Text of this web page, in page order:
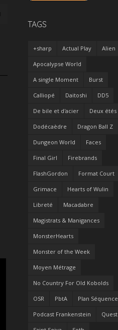
TAGS
+sharp Actual Play Alien
Apocalypse World
A single Moment Burst
Calliopé Daitoshi DD5
De bile et d'acier Deux étés
Dodécaèdre Dragon Ball Z
Dungeon World Faces
Final Girl Firebrands
FlashGordon Format Court
Grimace Hearts of Wulin
Libreté Macadabre
Magistrats & Manigances
MonsterHearts
Monster of the Week
Moyen Métrage
No Country For Old Kobolds
OSR PbtA Plan Séquence
Podcast Frankenstein Quest